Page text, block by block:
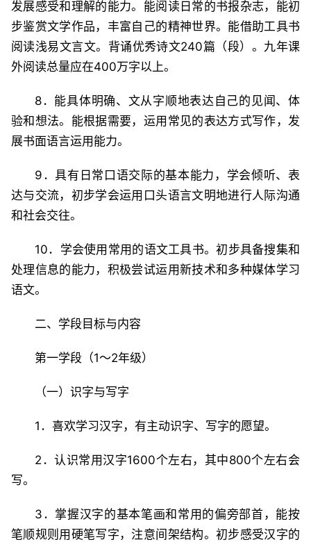
发展感受和理解的能力。能阅读日常的书报杂志，能初
步鉴赏文学作品，丰富自己的精神世界。能借助工具书
阅读浅易文言文。背诵优秀诗文240篇（段）。九年课
外阅读总量应在400万字以上。
8．能具体明确、文从字顺地表达自己的见闻、体
验和想法。能根据需要，运用常见的表达方式写作，发
展书面语言运用能力。
9．具有日常口语交际的基本能力，学会倾听、表
达与交流，初步学会运用口头语言文明地进行人际沟通
和社会交往。
10．学会使用常用的语文工具书。初步具备搜集和
处理信息的能力，积极尝试运用新技术和多种媒体学习
语文。
二、学段目标与内容
第一学段（1～2年级）
（一）识字与写字
1．喜欢学习汉字，有主动识字、写字的愿望。
2．认识常用汉字1600个左右，其中800个左右会
写。
3．掌握汉字的基本笔画和常用的偏旁部首，能按
笔顺规则用硬笔写字，注意间架结构。初步感受汉字的